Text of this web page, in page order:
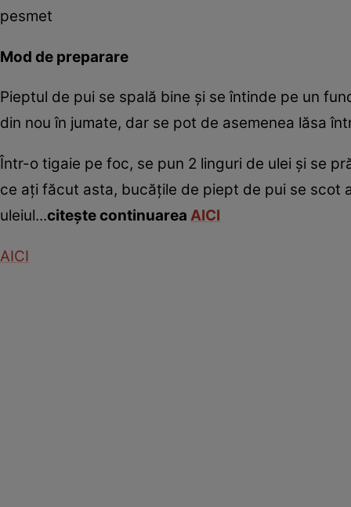
pesmet
Mod de preparare
Pieptul de pui se spală bine şi se întinde pe un
din nou în jumate, dar se pot de asemenea lăsa
Într-o tigaie pe foc, se pun 2 linguri de ulei şi se
ce aţi făcut asta, bucăţile de piept de pui se scot
uleiul...citeşte continuarea AICI
AICI